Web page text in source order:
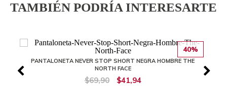
TAMBIÉN PODRÍA INTERESARTE
40%
PANTALONETA NEVER STOP SHORT NEGRA HOMBRE THE
NORTH FACE
$69,90 $41,94